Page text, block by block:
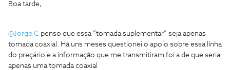
Boa tarde,
@Jorge C penso que essa “tomada suplementar” seja apenas
tomada coaxial. Há uns meses questionei o apoio sobre essa linha
do preçário e a informação que me transmitiram foi a de que seria
apenas uma tomada coaxial